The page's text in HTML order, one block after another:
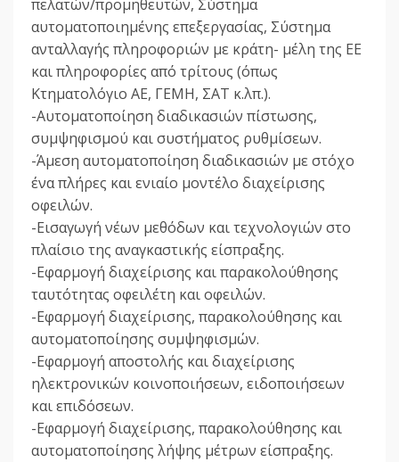
πελατών/προμηθευτών, Σύστημα
αυτοματοποιημένης επεξεργασίας, Σύστημα
ανταλλαγής πληροφοριών με κράτη- μέλη της ΕΕ
και πληροφορίες από τρίτους (όπως
Κτηματολόγιο ΑΕ, ΓΕΜΗ, ΣΑΤ κ.λπ.).
-Αυτοματοποίηση διαδικασιών πίστωσης,
συμψηφισμού και συστήματος ρυθμίσεων.
-Άμεση αυτοματοποίηση διαδικασιών με στόχο
ένα πλήρες και ενιαίο μοντέλο διαχείρισης
οφειλών.
-Εισαγωγή νέων μεθόδων και τεχνολογιών στο
πλαίσιο της αναγκαστικής είσπραξης.
-Εφαρμογή διαχείρισης και παρακολούθησης
ταυτότητας οφειλέτη και οφειλών.
-Εφαρμογή διαχείρισης, παρακολούθησης και
αυτοματοποίησης συμψηφισμών.
-Εφαρμογή αποστολής και διαχείρισης
ηλεκτρονικών κοινοποιήσεων, ειδοποιήσεων
και επιδόσεων.
-Εφαρμογή διαχείρισης, παρακολούθησης και
αυτοματοποίησης λήψης μέτρων είσπραξης.